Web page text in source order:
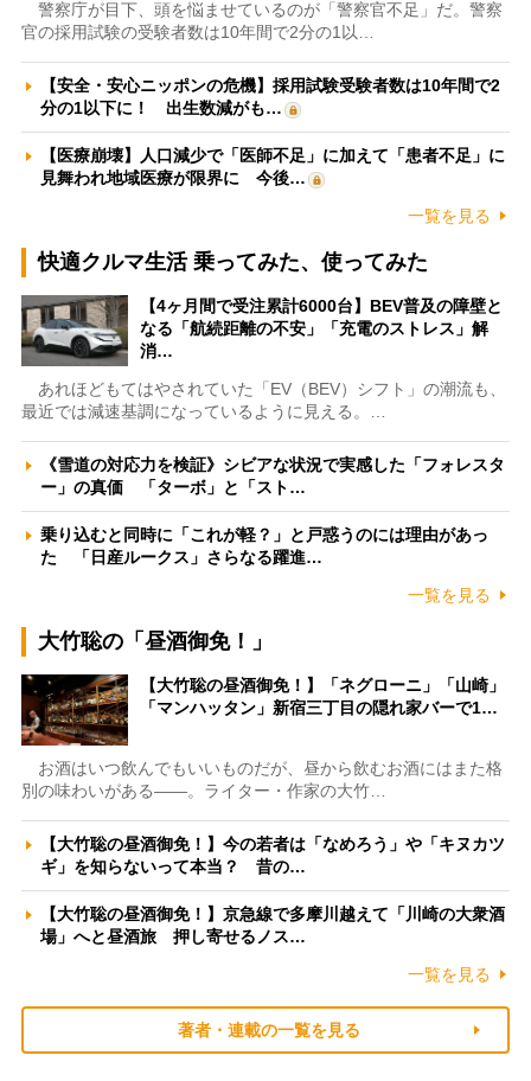
警察庁が目下、頭を悩ませているのが「警察官不足」だ。警察
官の採用試験の受験者数は10年間で2分の1以…
【安全・安心ニッポンの危機】採用試験受験者数は10年間で2
分の1以下に！ 出生数減がも…
【医療崩壊】人口減少で「医師不足」に加えて「患者不足」に
見舞われ地域医療が限界に 今後…
一覧を見る
快適クルマ生活 乗ってみた、使ってみた
【4ヶ月間で受注累計6000台】BEV普及の障壁と
なる「航続距離の不安」「充電のストレス」解
消…
あれほどもてはやされていた「EV（BEV）シフト」の潮流も、
最近では減速基調になっているように見える。…
《雪道の対応力を検証》シビアな状況で実感した「フォレスタ
ー」の真価 「ターボ」と「スト…
乗り込むと同時に「これが軽？」と戸惑うのには理由があっ
た 「日産ルークス」さらなる躍進…
一覧を見る
大竹聡の「昼酒御免！」
【大竹聡の昼酒御免！】「ネグローニ」「山崎」
「マンハッタン」新宿三丁目の隠れ家バーで1…
お酒はいつ飲んでもいいものだが、昼から飲むお酒にはまた格
別の味わいがある――。ライター・作家の大竹…
【大竹聡の昼酒御免！】今の若者は「なめろう」や「キヌカツ
ギ」を知らないって本当？ 昔の…
【大竹聡の昼酒御免！】京急線で多摩川越えて「川崎の大衆酒
場」へと昼酒旅 押し寄せるノス…
一覧を見る
著者・連載の一覧を見る